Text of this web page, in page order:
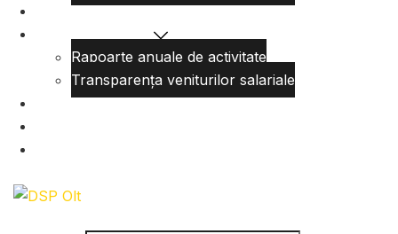
Centre de permanenta
Rapoarte anuale de activitate
Transparența veniturilor salariale
Informatii utile